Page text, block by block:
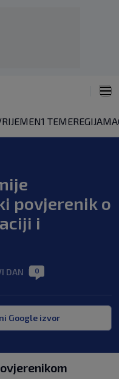
N1 TEMEREGIJA
povjerenik o
i
DAN 0
Google izvor